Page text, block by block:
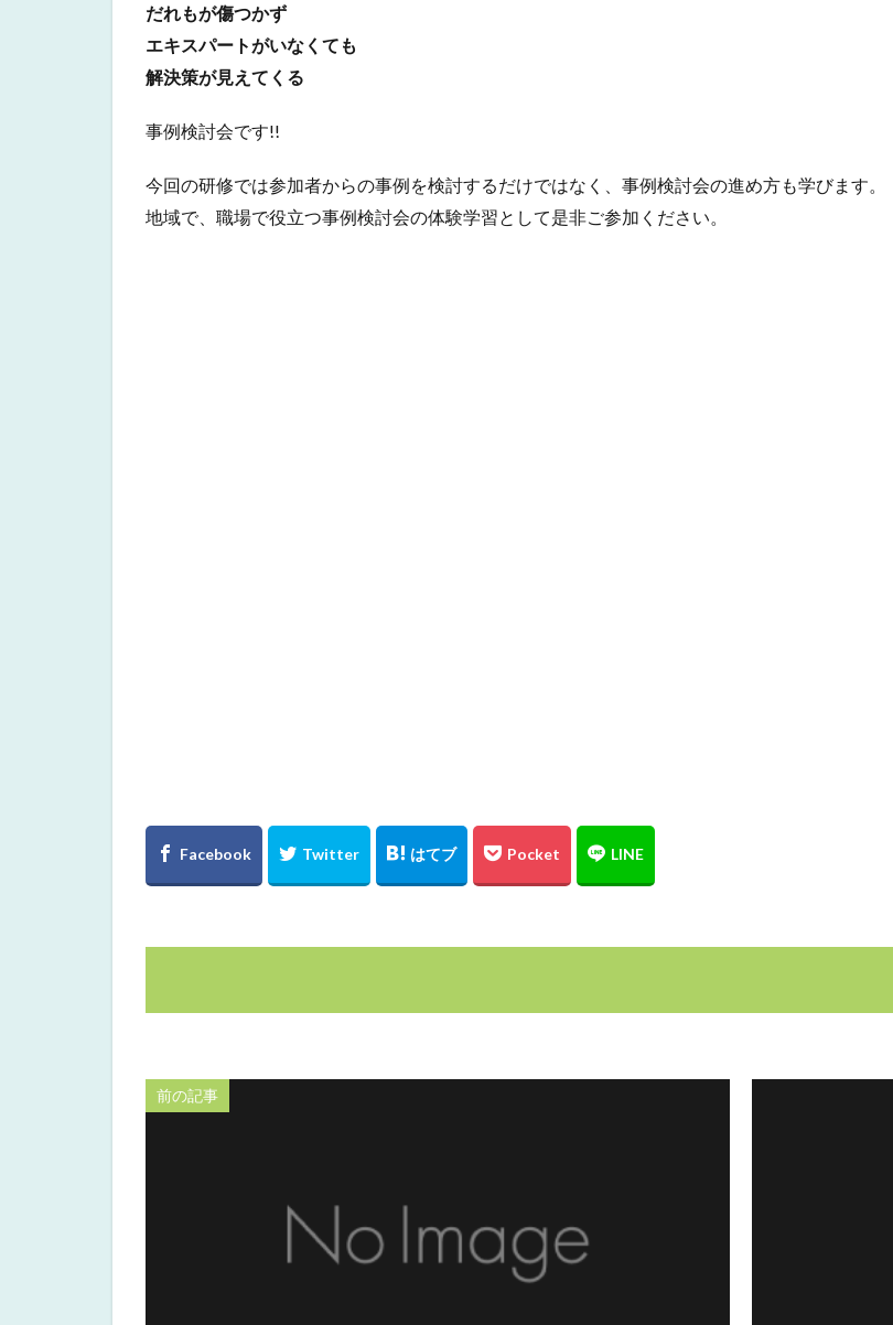
だれもが傷つかず
エキスパートがいなくても
解決策が見えてくる
事例検討会です!!
今回の研修では参加者からの事例を検討するだけではなく、事例検討会の進め方も学びます。
地域で、職場で役立つ事例検討会の体験学習として是非ご参加ください。
前の記事